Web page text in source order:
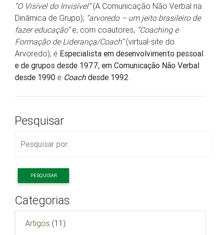
“O Visível do Invisível”(A Comunicação Não Verbal na
Dinâmica de Grupo); “arvoredo – um jeito brasileiro de
fazer educação”e, com coautores, “Coaching e
Formação de Liderança/Coach”(virtual-site do
Arvoredo); é Especialista em desenvolvimento pessoal
e de grupos desde 1977, em Comunicação Não Verbal
desde 1990 e Coachdesde 1992.
Pesquisar
PESQUISAR
Categorias
Artigos (11)